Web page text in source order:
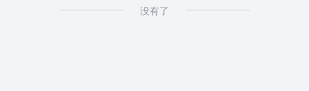
没有了